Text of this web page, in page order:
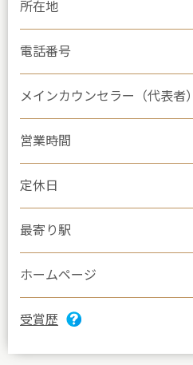
所在地
電話番号
メインカウンセラー（代表者）
営業時間
定休日
最寄り駅
ホームページ
受賞歴